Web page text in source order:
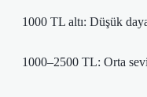
1000 TL altı: Düşük
1000–2500 TL: Orta